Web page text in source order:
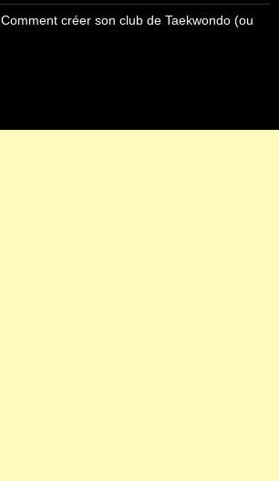
Comment créer son club de Taekwondo (ou